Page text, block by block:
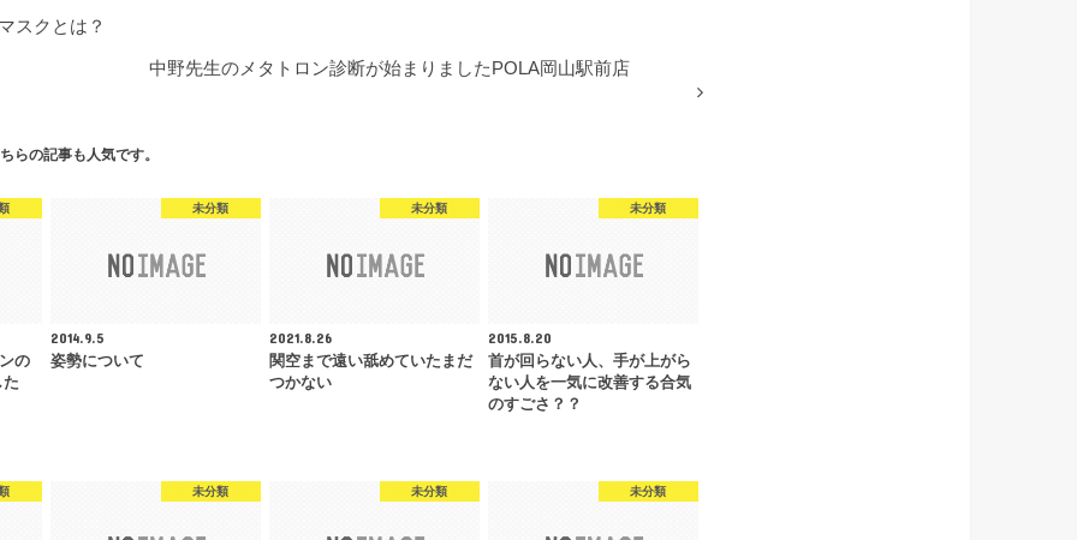
スクとは？
中野先生のメタトロン診断が始まりましたPOLA岡山駅前店
らの記事も人気です。
の
未分類
2014.9.5
姿勢について
未分類
2021.8.26
関空まで遠い舐めていたまだ
つかない
未分類
2015.8.20
首が回らない人、手が上がら
ない人を一気に改善する合気
のすごさ？？
未分類 未分類 未分類